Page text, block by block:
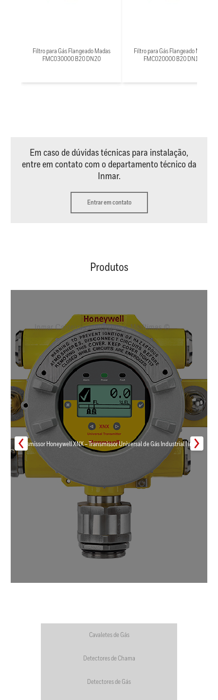
Filtro para Gás Flangeado Madas
FMC030000 B20 DN20
Filtro para Gás Flangeado Madas
FMC020000 B20 DN15
Em caso de dúvidas técnicas para instalação,
entre em contato com o departamento técnico da
Inmar.
Entrar em contato
Produtos
Transmissor Honeywell XNX – Transmissor Universal de Gás Industrial | Inmar
Cavaletes de Gás
Detectores de Chama
Detectores de Gás